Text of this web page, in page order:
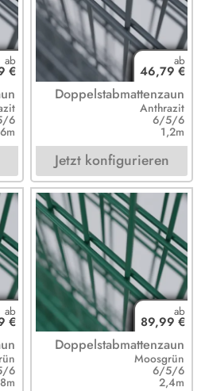
€
6
46,79 €
Doppelstabmattenzaun
Anthrazit
6/5/6
1,2m
Jetzt konfigurieren
€
6
89,99 €
Doppelstabmattenzaun
Moosgrün
6/5/6
2,4m